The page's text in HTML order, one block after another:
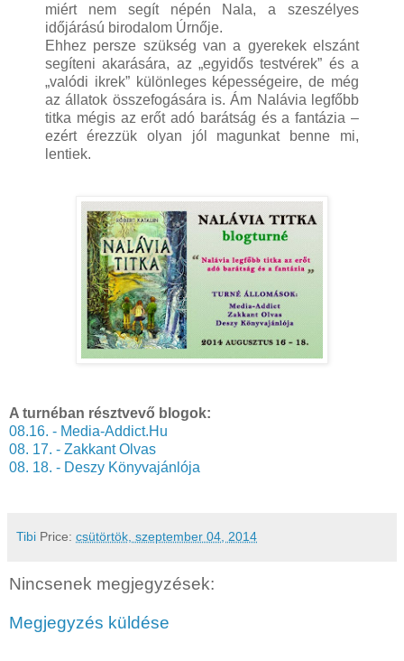
miért nem segít népén Nala, a szeszélyes
időjárású birodalom Úrnője.
Ehhez persze szükség van a gyerekek elszánt
segíteni akarására, az „egyidős testvérek” és a
„valódi ikrek” különleges képességeire, de még
az állatok összefogására is. Ám Nalávia legfőbb
titka mégis az erőt adó barátság és a fantázia –
ezért érezzük olyan jól magunkat benne mi,
lentiek.
A turnéban résztvevő blogok:
08.16. - Media-Addict.Hu
08. 17. - Zakkant Olvas
08. 18. - Deszy Könyvajánlója
Tibi Price: csütörtök, szeptember 04, 2014
Nincsenek megjegyzések:
Megjegyzés küldése